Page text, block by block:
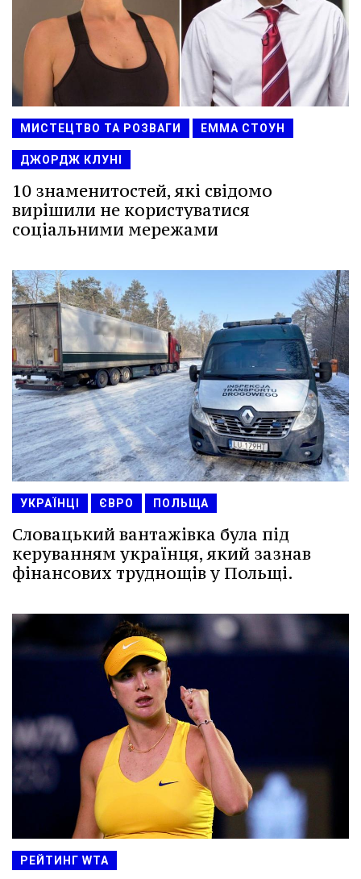
МИСТЕЦТВО ТА РОЗВАГИ ЕММА СТОУН
ДЖОРДЖ КЛУНІ
10 знаменитостей, які свідомо
вирішили не користуватися
соціальними мережами
УКРАЇНЦІ ЄВРО ПОЛЬЩА
Словацький вантажівка була під
керуванням українця, який зазнав
фінансових труднощів у Польщі.
РЕЙТИНГ WTA